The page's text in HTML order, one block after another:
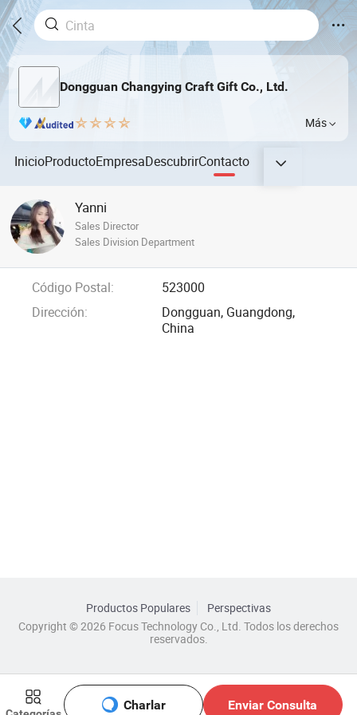
Dongguan Changying Craft Gift Co., Ltd.
Más
InicioProductoEmpresaDescubrirContacto
Charlar Enviar Consulta
Yanni
Sales Director
Sales Division Department
Código Postal:
523000
Dirección:
Dongguan, Guangdong,
China
Productos Populares
Perspectivas
Copyright © 2026 Focus Technology Co., Ltd. Todos los derechos
reservados.